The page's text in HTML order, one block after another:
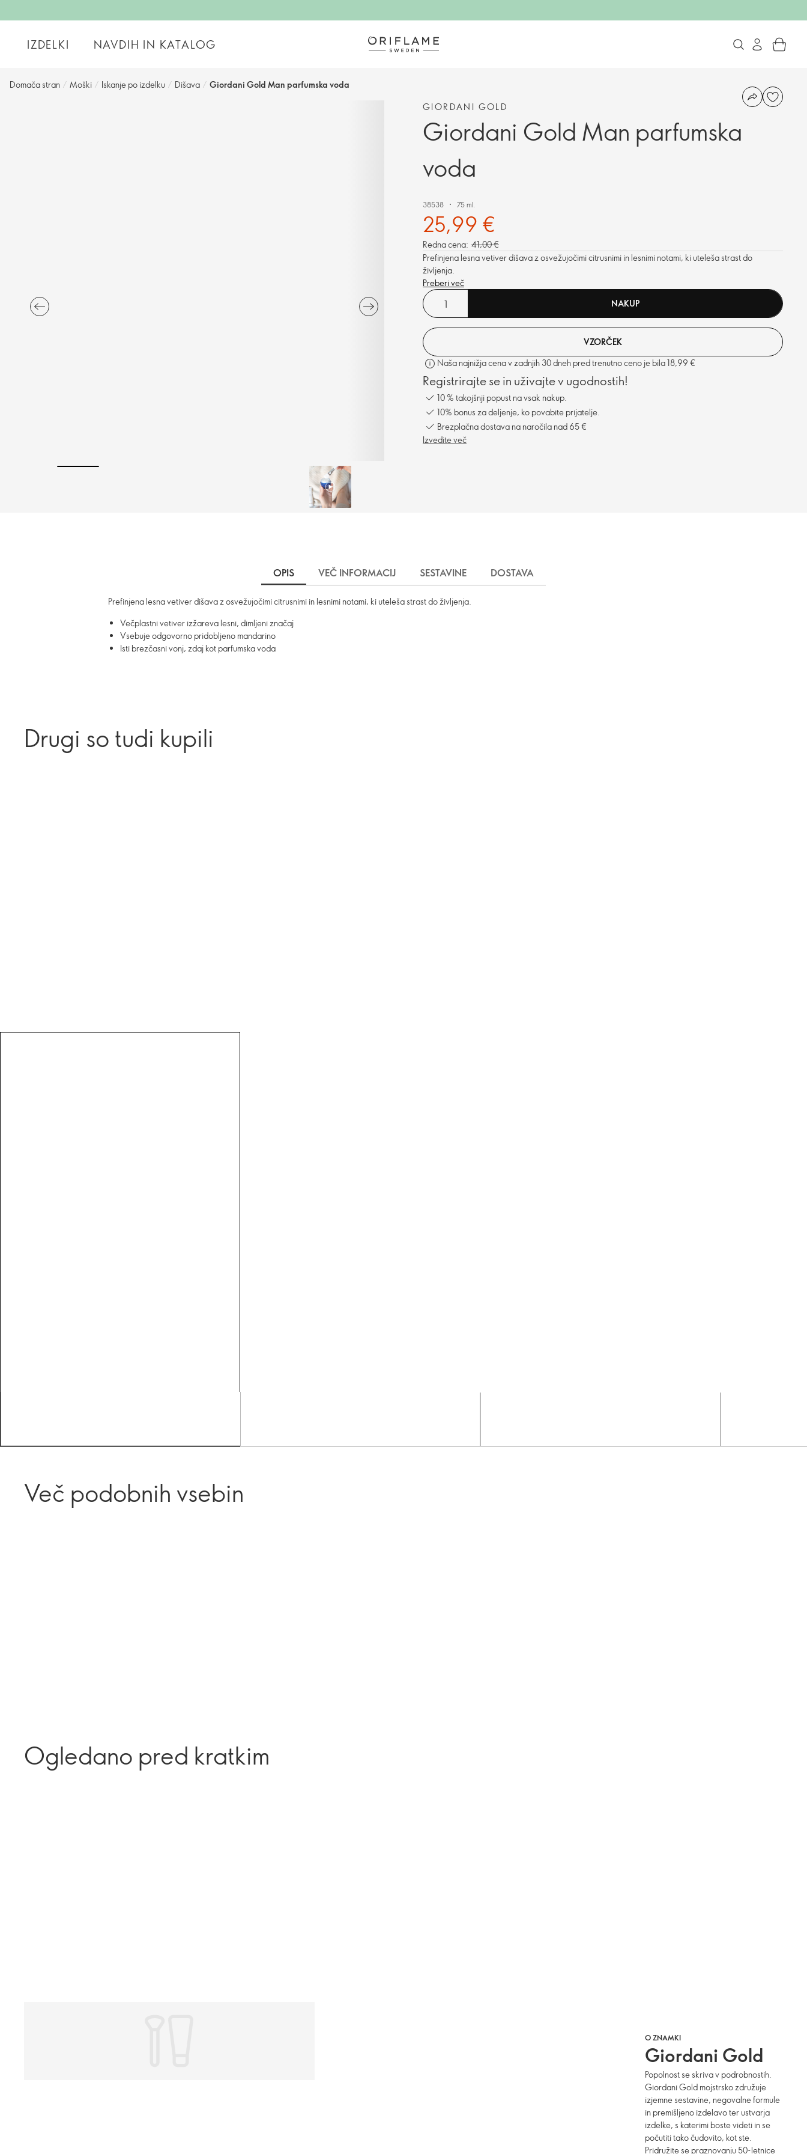
IZDELKI NAVDIH IN KATALOG
Domača stran / Moški / Iskanje po izdelku / Dišava / Giordani Gold Man parfumska voda
GIORDANI GOLD
Giordani Gold Man parfumska
voda
38538 75 ml.
25,99 €
Redna cena: 41,00 €
Prefinjena lesna vetiver dišava z osvežujočimi citrusnimi in lesnimi notami, ki uteleša strast do
življenja.
Preberi več
NAKUP
VZORČEK
Naša najnižja cena v zadnjih 30 dneh pred trenutno ceno je bila 18,99 €
Registrirajte se in uživajte v ugodnostih!
10 % takojšnji popust na vsak nakup.
10% bonus za deljenje, ko povabite prijatelje.
Brezplačna dostava na naročila nad 65 €
Izvedite več
OPIS VEČ INFORMACIJ SESTAVINE DOSTAVA
Prefinjena lesna vetiver dišava z osvežujočimi citrusnimi in lesnimi notami, ki uteleša strast do življenja.
Večplastni vetiver izžareva lesni, dimljeni značaj
Vsebuje odgovorno pridobljeno mandarino
Isti brezčasni vonj, zdaj kot parfumska voda
Drugi so tudi kupili
Več podobnih vsebin
Ogledano pred kratkim
O ZNAMKI
Giordani Gold
Popolnost se skriva v podrobnostih.
Giordani Gold mojstrsko združuje
izjemne sestavine, negovalne formule
in premišljeno izdelavo ter ustvarja
izdelke, s katerimi boste videti in se
počutiti tako čudovito, kot ste.
Pridružite se praznovanju 50-letnice